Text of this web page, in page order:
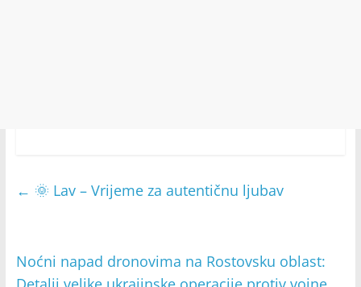
← 🌞 Lav – Vrijeme za autentičnu ljubav
Noćni napad dronovima na Rostovsku oblast: